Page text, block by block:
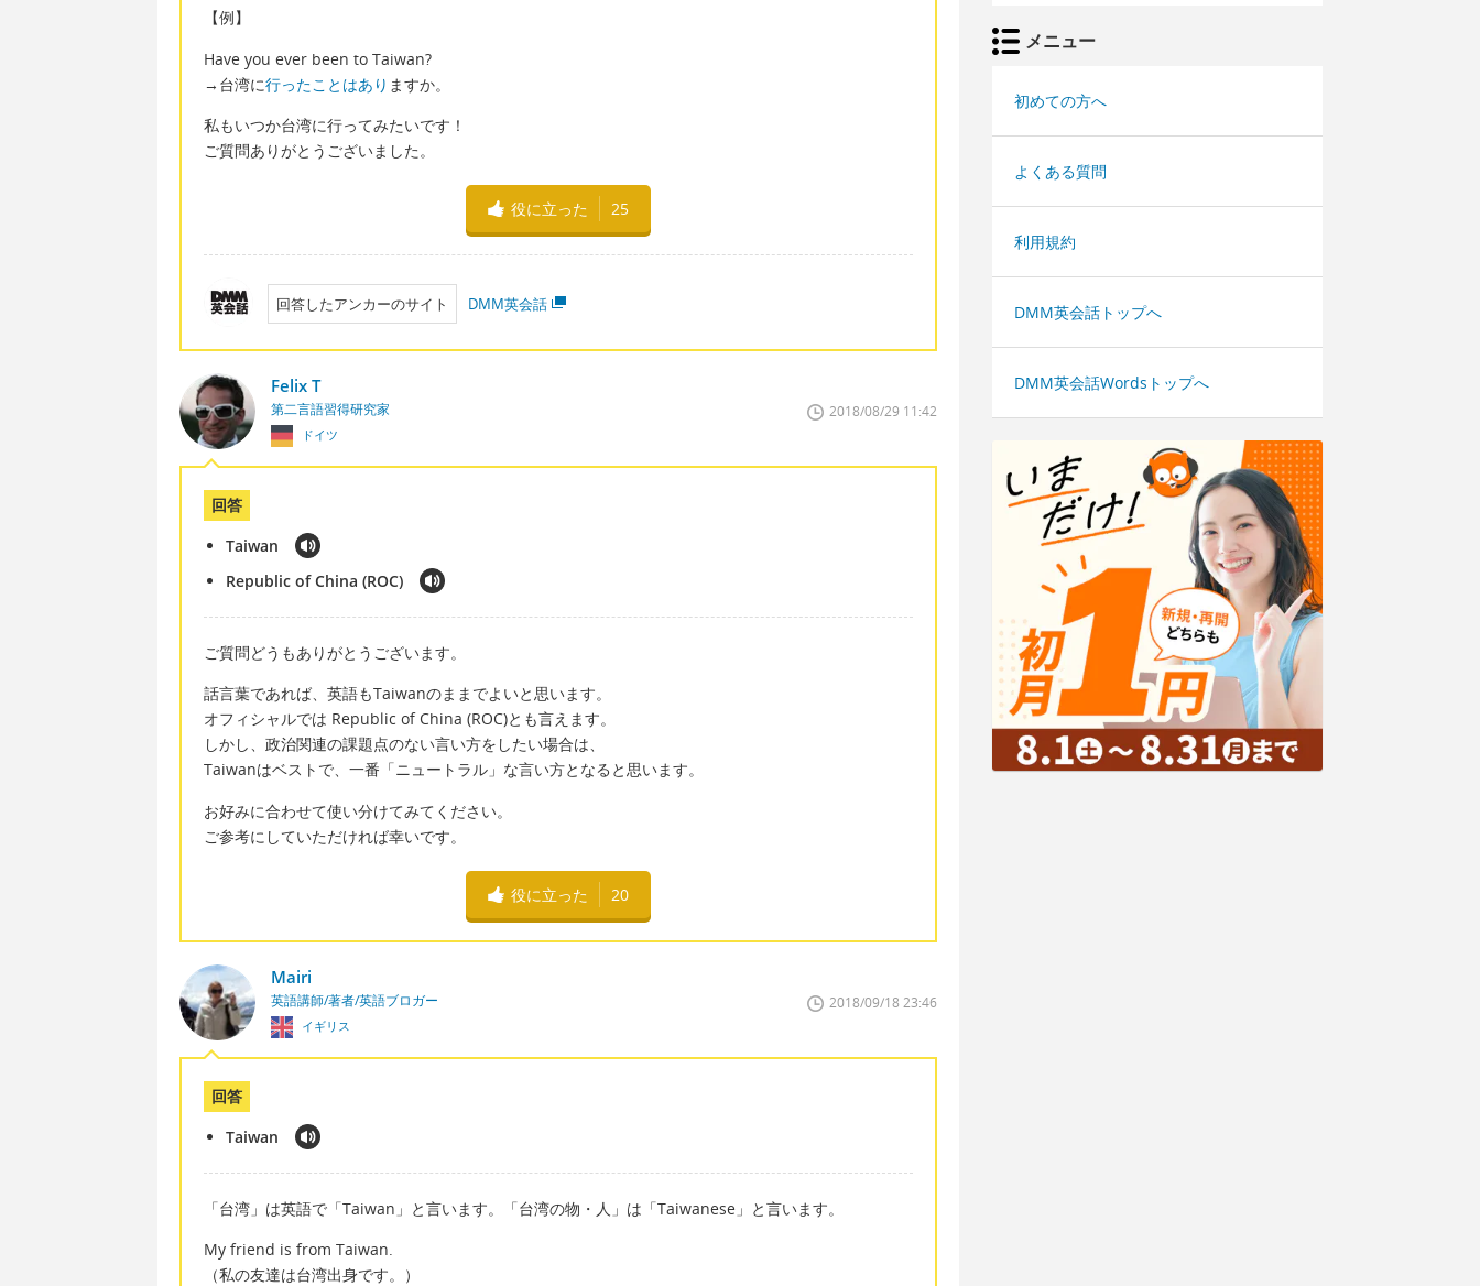
【例】
Have you ever been to Taiwan?
→台湾に行ったことはあり ますか。
私もいつか台湾に行ってみたいです！
ご質問ありがとうございました。
役に立った 25
回答したアンカーのサイト DMM英会話
Felix T
第二言語習得研究家
ドイツ
2018/08/29 11:42
回答
Taiwan
Republic of China (ROC)
ご質問どうもありがとうございます。
話言葉であれば、英語もTaiwanのままでよいと思います。
オフィシャルでは Republic of China (ROC)とも言えます。
しかし、政治関連の課題点のない言い方をしたい場合は、
Taiwanはベストで、一番「ニュートラル」な言い方となると思います。
お好みに合わせて使い分けてみてください。
ご参考にしていただければ幸いです。
役に立った 20
Mairi
英語講師/著者/英語ブロガー
イギリス
2018/09/18 23:46
回答
Taiwan
「台湾」は英語で「Taiwan」と言います。「台湾の物・人」は「Taiwanese」と言います。
My friend is from Taiwan.
（私の友達は台湾出身です。）
メニュー
初めての方へ
よくある質問
利用規約
DMM英会話トップへ
DMM英会話Wordsトップへ